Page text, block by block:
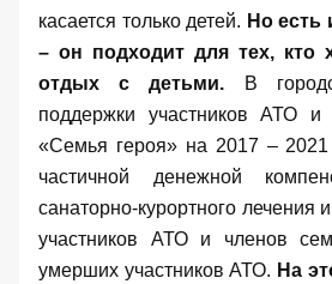
касается только детей. Но есть
– он подходит для тех, кто
отдых с детьми. В
поддержки участников АТО
«Семья героя» на 2017 – 2021
частичной денежной
санаторно-курортного лечения
участников АТО и членов
умерших участников АТО. На